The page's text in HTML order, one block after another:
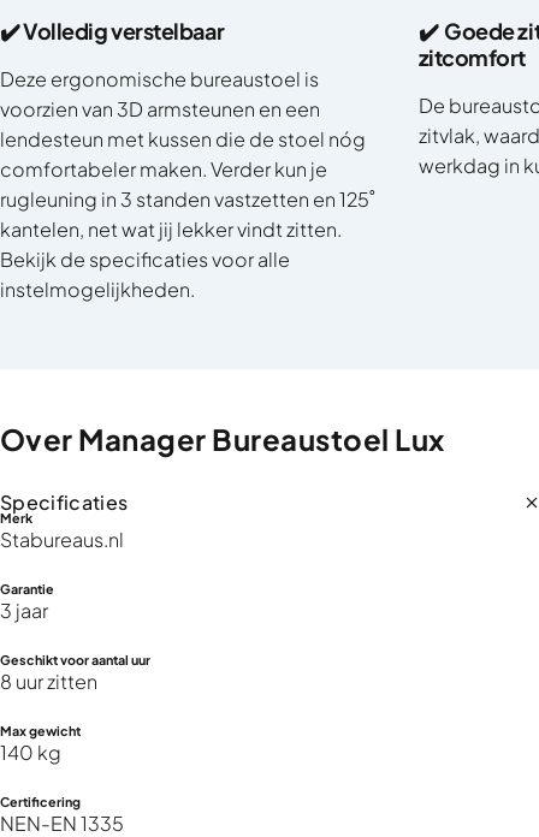
✔️ Volledig verstelbaar
Deze ergonomische bureaustoel is
voorzien van 3D armsteunen en een
lendesteun met kussen die de stoel nóg
comfortabeler maken. Verder kun je
rugleuning in 3 standen vastzetten en 125˚
kantelen, net wat jij lekker vindt zitten.
Bekijk de specificaties voor alle
instelmogelijkheden.
✔️ Goede
zitcomfort
De
zitvlak,
werkdag in
Over Manager Bureaustoel Lux
Specificaties
Merk
Stabureaus.nl
Garantie
3 jaar
Geschikt voor aantal uur
8 uur zitten
Max gewicht
140 kg
Certificering
NEN-EN 1335